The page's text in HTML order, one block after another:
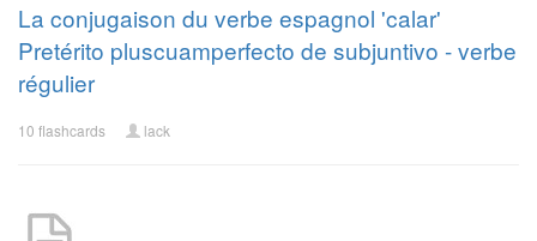
La conjugaison du verbe espagnol 'calar'
Pretérito pluscuamperfecto de subjuntivo - verbe
régulier
10 flashcards lack